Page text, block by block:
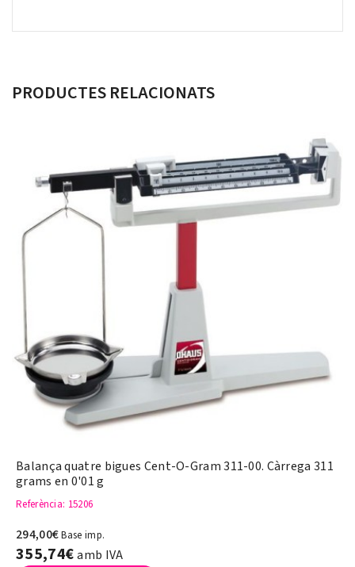
PRODUCTES RELACIONATS
Balança quatre bigues Cent-O-Gram 311-00. Càrrega 311
grams en 0'01 g
Referència: 15206
294,00€Base imp.
355,74€amb IVA